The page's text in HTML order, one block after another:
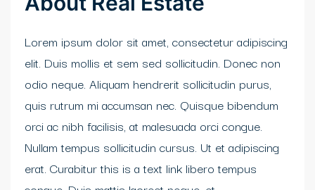
Lorem ipsum dolor sit amet, consectetur adipiscing
elit. Duis mollis et sem sed sollicitudin. Donec non
odio neque. Aliquam hendrerit sollicitudin purus,
quis rutrum mi accumsan nec. Quisque bibendum
orci ac nibh facilisis, at malesuada orci congue.
Nullam tempus sollicitudin cursus. Ut et adipiscing
erat. Curabitur this is a text link libero tempus